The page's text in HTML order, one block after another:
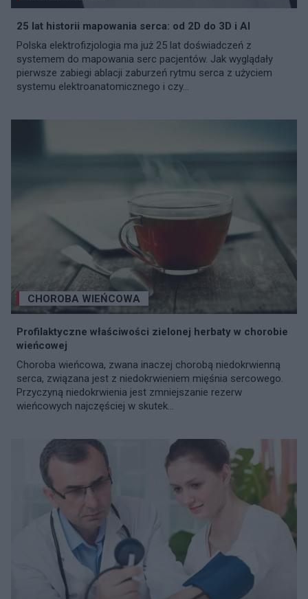
25 lat historii mapowania serca: od 2D do 3D i AI
Polska elektrofizjologia ma już 25 lat doświadczeń z
systemem do mapowania serc pacjentów. Jak wyglądały
pierwsze zabiegi ablacji zaburzeń rytmu serca z użyciem
systemu elektroanatomicznego i czy...
CHOROBA WIEŃCOWA
Profilaktyczne właściwości zielonej herbaty w chorobie
wieńcowej
Choroba wieńcowa, zwana inaczej chorobą niedokrwienną
serca, związana jest z niedokrwieniem mięśnia sercowego.
Przyczyną niedokrwienia jest zmniejszanie rezerw
wieńcowych najczęściej w skutek...